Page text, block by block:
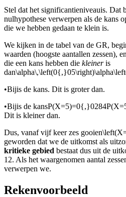
Stel dat het significantieniveauis. Dat
nulhypothese verwerpen als de kans
die we hebben gedaan te klein is.
We kijken in de tabel van de GR,
waarden (hoogste aantallen zessen),
die een kans hebben die kleineris
dan
•Bijis de kans. Dit is groter dan.
•Bijis de kans
Dit is kleiner dan.
Dus, vanaf vijf keer zes gooien
geworden dat we de uitkomst als
kritieke gebied bestaat dus uit de
12. Als het waargenomen aantal
verwerpen we.
Rekenvoorbeeld